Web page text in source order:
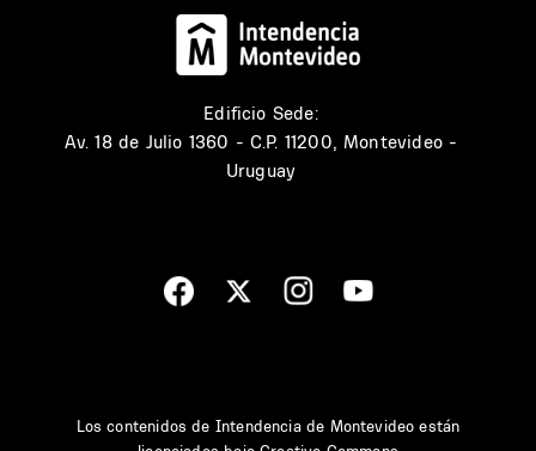
Edificio Sede:
Av. 18 de Julio 1360 - C.P. 11200, Montevideo -
Uruguay
Los contenidos de Intendencia de Montevideo están